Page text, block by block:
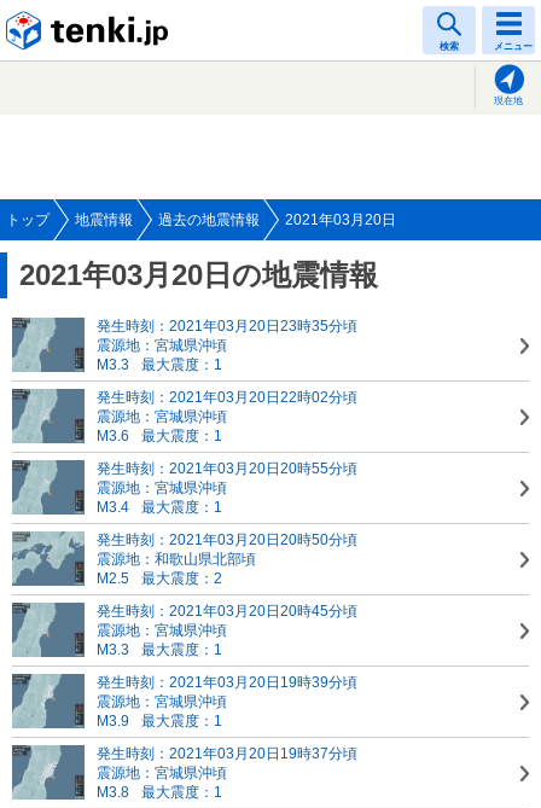
検索 メニュー
現在地
トップ 地震情報 過去の地震情報 2021年03月20日
2021年03月20日の地震情報
発生時刻：2021年03月20日23時35分頃
震源地：宮城県沖頃
M3.3
最大震度：1
発生時刻：2021年03月20日22時02分頃
震源地：宮城県沖頃
M3.6
最大震度：1
発生時刻：2021年03月20日20時55分頃
震源地：宮城県沖頃
M3.4
最大震度：1
発生時刻：2021年03月20日20時50分頃
震源地：和歌山県北部頃
M2.5
最大震度：2
発生時刻：2021年03月20日20時45分頃
震源地：宮城県沖頃
M3.3
最大震度：1
発生時刻：2021年03月20日19時39分頃
震源地：宮城県沖頃
M3.9
最大震度：1
発生時刻：2021年03月20日19時37分頃
震源地：宮城県沖頃
M3.8
最大震度：1